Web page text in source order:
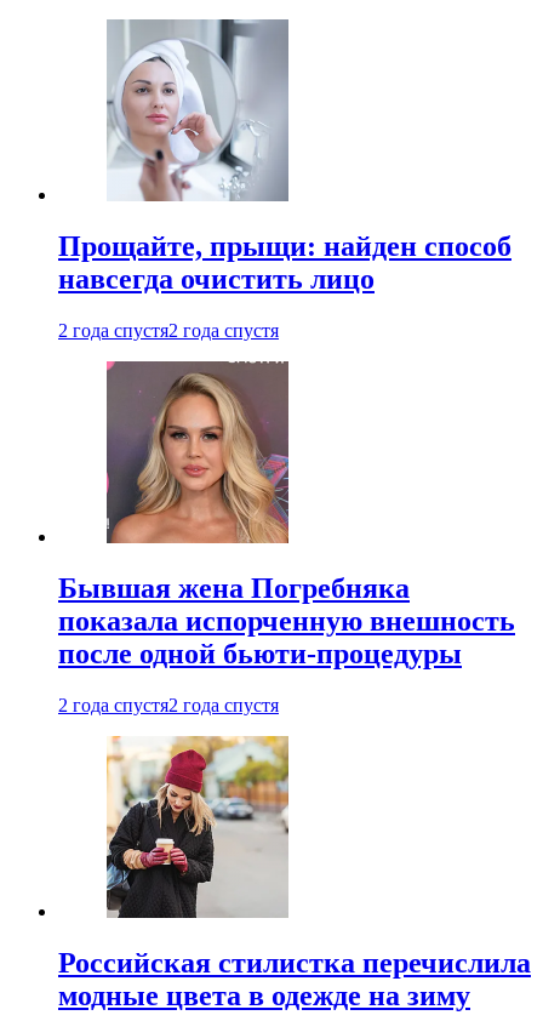
Прощайте, прыщи: найден способ
навсегда очистить лицо
2 года спустя2 года спустя
Бывшая жена Погребняка
показала испорченную внешность
после одной бьюти-процедуры
2 года спустя2 года спустя
Российская стилистка перечислила
модные цвета в одежде на зиму